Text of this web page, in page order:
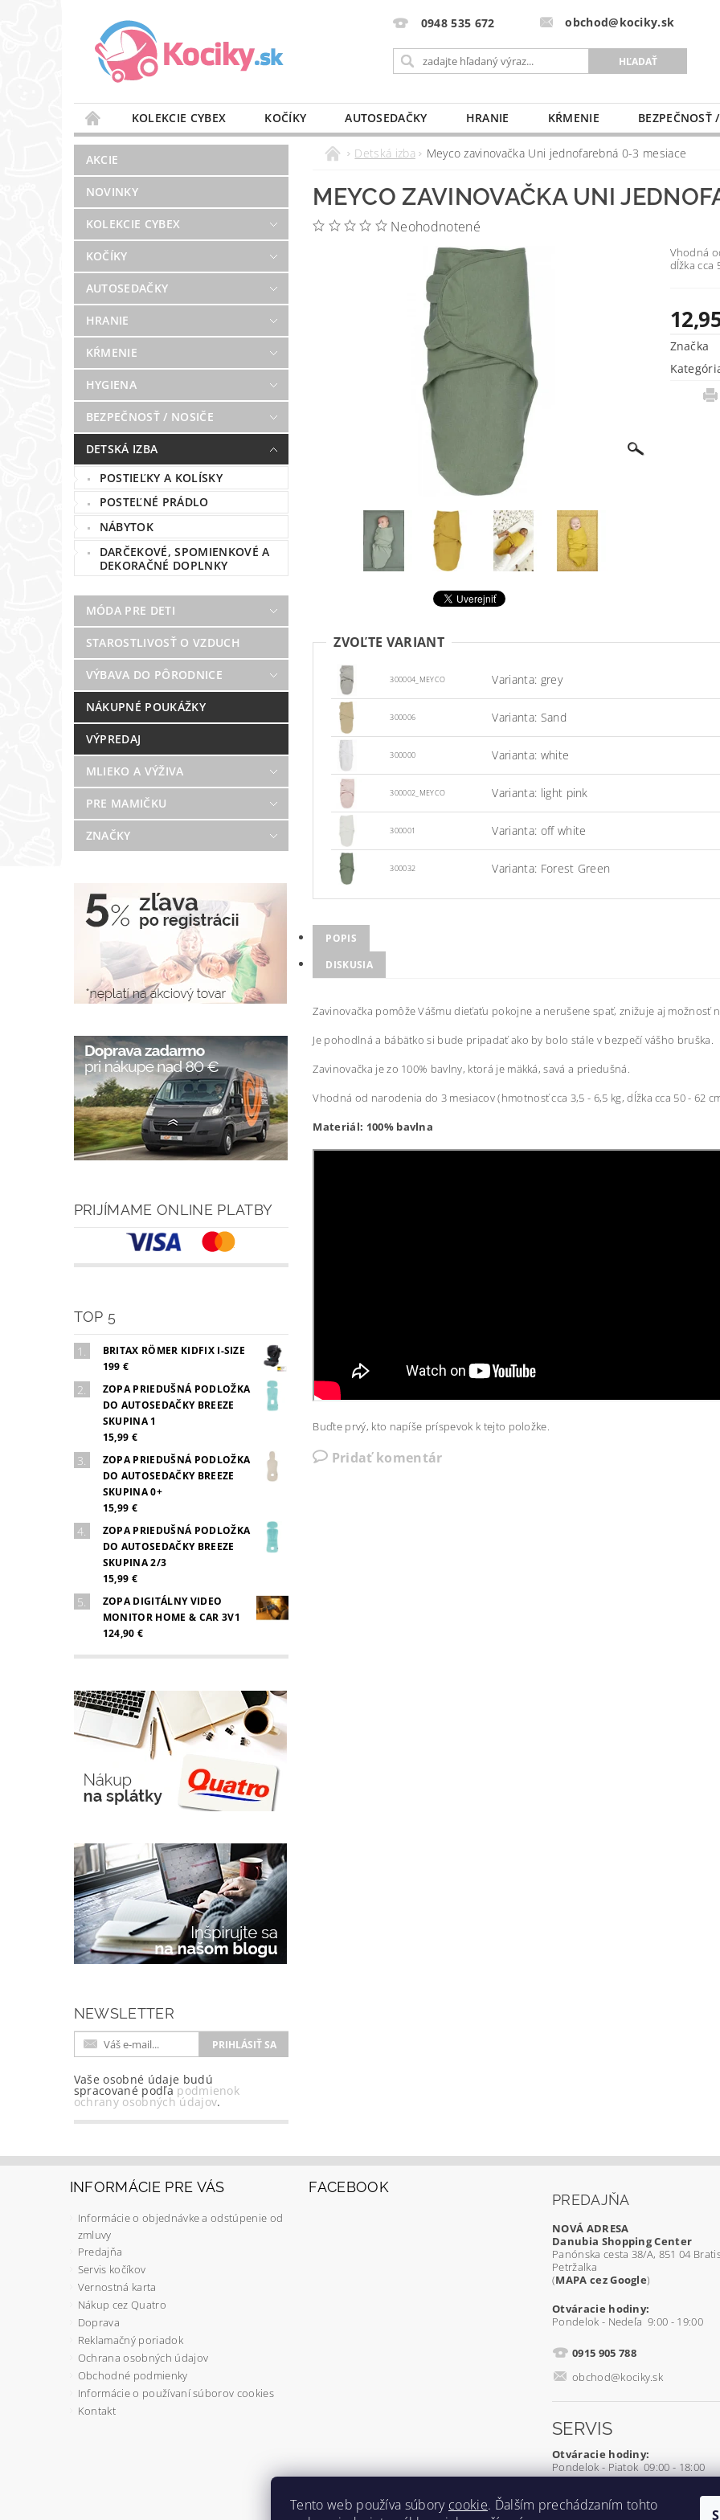
0948 535 672 obchod@kociky.sk
KOLEKCIE CYBEX KOČÍKY AUTOSEDAČKY HRANIE KŔMENIE
BEZPEČNOSŤ
STAROSTLIVOSŤ O VZDUCH
VÝBAVA DO PÔRODNICE MLIEKO A VÝŽIVA PRE MAMIČKU
BLOG
PREDAJŇA KONTAKT
AKCIE
NOVINKY
KOLEKCIE CYBEX
KOČÍKY
AUTOSEDAČKY
HRANIE
KŔMENIE
HYGIENA
BEZPEČNOSŤ / NOSIČE
DETSKÁ IZBA
POSTIEĽKY A KOLÍSKY
POSTEĽNÉ PRÁDLO
NÁBYTOK
DARČEKOVÉ, SPOMIENKOVÉ A
DEKORAČNÉ DOPLNKY
MÓDA PRE DETI
STAROSTLIVOSŤ O VZDUCH
VÝBAVA DO PÔRODNICE
NÁKUPNÉ POUKÁŽKY
VÝPREDAJ
MLIEKO A VÝŽIVA
PRE MAMIČKU
ZNAČKY
PRIJÍMAME ONLINE PLATBY
TOP 5
BRITAX RÖMER KIDFIX I-SIZE
199 €
ZOPA PRIEDUŠNÁ PODLOŽKA
DO AUTOSEDAČKY BREEZE
SKUPINA 1
15,99 €
ZOPA PRIEDUŠNÁ PODLOŽKA
DO AUTOSEDAČKY BREEZE
SKUPINA 0+
15,99 €
ZOPA PRIEDUŠNÁ PODLOŽKA
DO AUTOSEDAČKY BREEZE
SKUPINA 2/3
15,99 €
ZOPA DIGITÁLNY VIDEO
MONITOR HOME & CAR 3V1
124,90 €
NEWSLETTER
Vaše osobné údaje budú
spracované podľa podmienok
ochrany osobných údajov.
Detská izba Meyco zavinovačka Uni jednofarebná 0-3 mesiace
MEYCO ZAVINOVAČKA UNI
Neohodnotené
Vhodná
dĺžka cca
Značka
ZVOĽTE VARIANT
300004_MEYCO Varianta: grey
300006 Varianta: Sand
300000 Varianta: white
300002_MEYCO Varianta: light pink
300001 Varianta: off white
300032 Varianta: Forest Green
POPIS
DISKUSIA
Zavinovačka pomôže Vášmu dieťaťu pokojne a nerušene spať, znižuje aj možnosť
Je pohodlná a bábätko si bude pripadať ako by bolo stále v bezpečí vášho bruška.
Zavinovačka je zo 100% bavlny, ktorá je mäkká, savá a priedušná.
Vhodná od narodenia do 3 mesiacov (hmotnosť cca 3,5 - 6,5 kg, dĺžka cca 50 - 62
Materiál: 100% bavlna
Buďte prvý, kto napíše príspevok k tejto položke.
Pridať komentár
INFORMÁCIE PRE VÁS
Informácie o objednávke a odstúpenie od
zmluvy
Predajňa
Servis kočíkov
Vernostná karta
Nákup cez Quatro
Doprava
Reklamačný poriadok
Ochrana osobných údajov
Obchodné podmienky
Informácie o používaní súborov cookies
Kontakt
FACEBOOK
PREDAJŇA
NOVÁ ADRESA
Danubia Shopping Center
Panónska cesta 38/A, 851 04
Petržalka
(MAPA cez Google)
Otváracie hodiny:
Pondelok - Nedeľa 9:00 - 19:00
0915 905 788
obchod@kociky.sk
SERVIS
Otváracie hodiny:
Pondelok - Piatok 09:00 - 18:00
0905 539 927
Tento web používa súbory cookie. Ďalším prechádzaním tohto